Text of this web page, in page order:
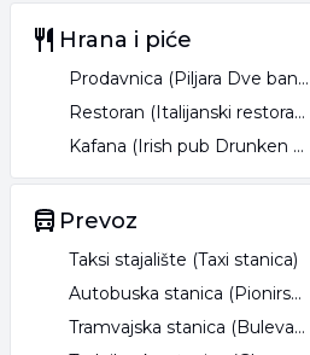
Hrana i piće
Prodavnica (Piljara Dve banane)
Restoran (Italijanski restoran All Italian)
Kafana (Irish pub Drunken Ducks)
Prevoz
Taksi stajalište (Taxi stanica)
Autobuska stanica (Pionirski Park)
Tramvajska stanica (Bulevar Despota Stefana)